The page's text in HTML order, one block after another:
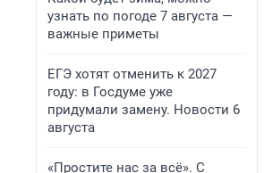
узнать по погоде 7 августа —
важные приметы
ЕГЭ хотят отменить к 2027
году: в Госдуме уже
придумали замену. Новости 6
августа
«Простите нас за всё». С